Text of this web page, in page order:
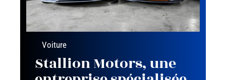
Voiture
Stallion Motors, une